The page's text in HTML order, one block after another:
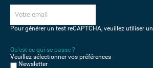
Pour générer un test reCAPTCHA, veuillez utiliser un
Qu'est-ce qui se passe ?
Veuillez sélectionner vos préférences
Newsletter